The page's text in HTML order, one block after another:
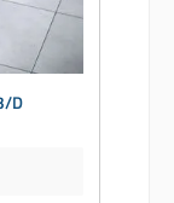
D